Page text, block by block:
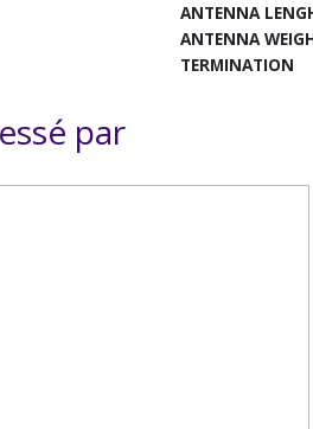
ANTENNA
ANTENNA
TERMINATION
par